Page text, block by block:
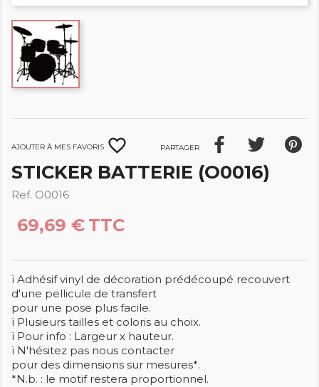
Ajouter à mes favoris favorite_border Partager
STICKER BATTERIE (O0016)
Ref. O0016
69,69 € TTC
ï Adhésif vinyl de décoration prédécoupé recouvert
d'une pellicule de transfert
pour une pose plus facile.
ï Plusieurs tailles et coloris au choix.
ï Pour info : Largeur x hauteur.
ï N'hésitez pas nous contacter
pour des dimensions sur mesures*.
*N.b. : le motif restera proportionnel.